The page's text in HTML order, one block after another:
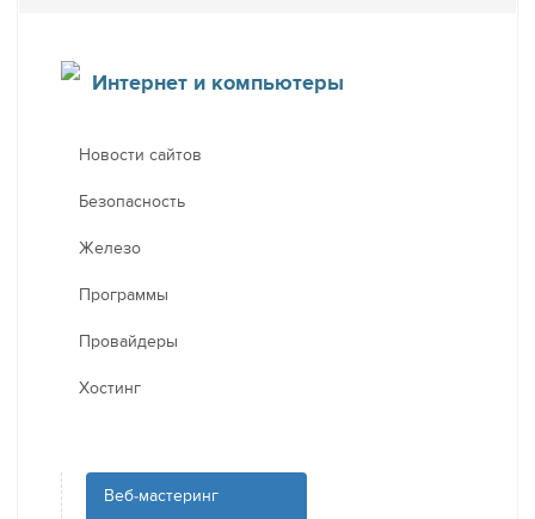
Интернет и компьютеры
Новости сайтов
Безопасность
Железо
Программы
Провайдеры
Хостинг
Веб-мастеринг